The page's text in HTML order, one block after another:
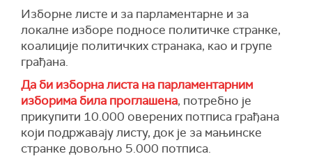
Изборне листе и за парламентарне и за
локалне изборе подносе политичке странке,
коалиције политичких странака, као и групе
грађана.
Да би изборна листа на парламентарним
изборима била проглашена, потребно је
прикупити 10.000 оверених потписа грађана
који подржавају листу, док је за мањинске
странке довољно 5.000 потписа.